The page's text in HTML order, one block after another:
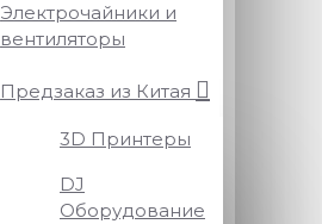
Электрочайники и
вентиляторы
Предзаказ из Китая
3D Принтеры
DJ
Оборудование